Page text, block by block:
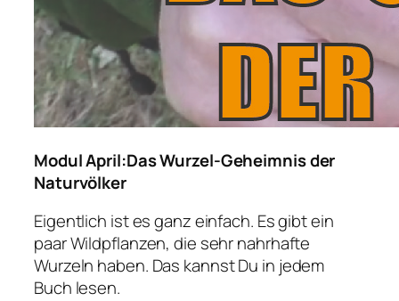
Modul April:Das Wurzel-Geheimnis der
Naturvölker
Eigentlich ist es ganz einfach. Es gibt ein
paar Wildpflanzen, die sehr nahrhafte
Wurzeln haben. Das kannst Du in jedem
Buch lesen.